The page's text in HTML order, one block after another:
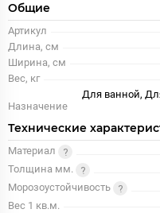
Общие
Артикул
Длина, см
Ширина, см
Вес, кг
Назначение
Для ванной,
Технические
Материал
Толщина мм.
Морозоустойчивость
Вес 1 кв.м.